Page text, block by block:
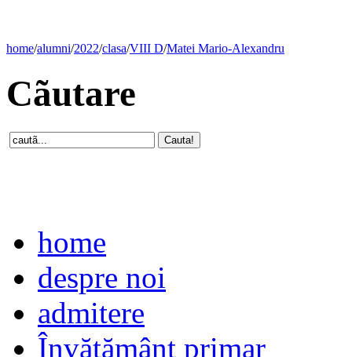
home/alumni/2022/clasa/VIII D/Matei Mario-Alexandru
Cãutare
home
despre noi
admitere
Învăţământ primar